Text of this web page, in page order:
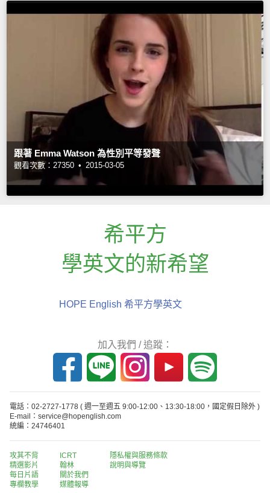
跟著 Emma Watson 為性別平等發聲
觀看次數：27350 • 2015-03-05
希平方
學英文的新希望
HOPE English 希平方學英文
加入我們 / 追蹤：
電話：02-2727-1778 ( 週一至週五 9:00-12:00、13:30-18:00，國定假日除外 )
E-mail：service@hopenglish.com
統編：24746401
攻其不背
精選影片
每日片語
專欄教學
ICRT
翰林
關於我們
媒體報導
隱私權與服務條款
說明與導覽